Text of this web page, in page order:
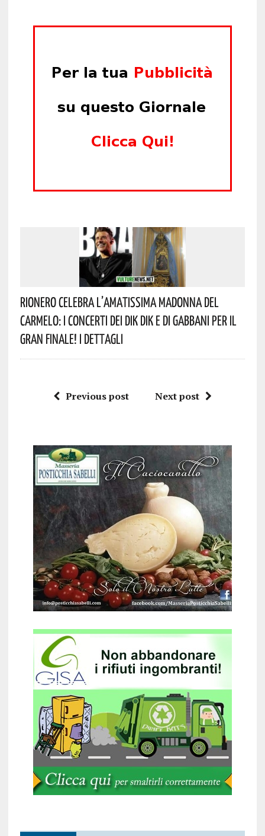
Rionero Celebra L’amatissima Madonna Del
Carmelo: I Concerti Dei DIK DIK E Di Gabbani Per Il
Gran Finale! I Dettagli
Previous post Next post